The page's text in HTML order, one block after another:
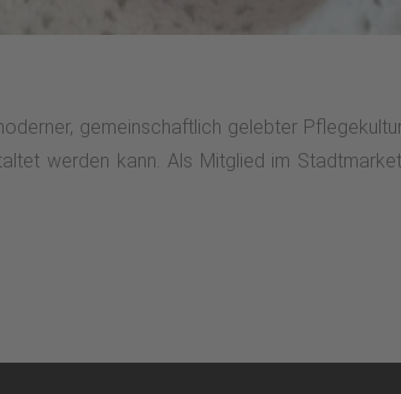
gemeinschaftlich gelebter
werden kann. Als Mitglied im